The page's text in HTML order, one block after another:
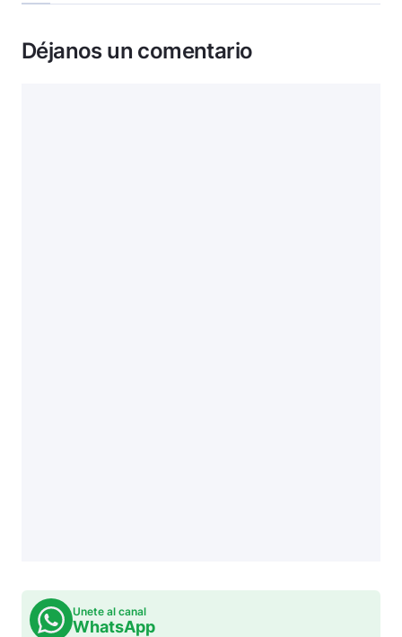
Déjanos un comentario
Unete al canal
WhatsApp